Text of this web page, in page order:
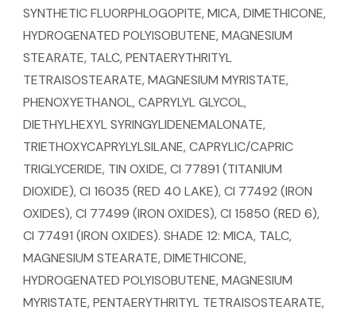
SYNTHETIC FLUORPHLOGOPITE, MICA, DIMETHICONE,
HYDROGENATED POLYISOBUTENE, MAGNESIUM
STEARATE, TALC, PENTAERYTHRITYL
TETRAISOSTEARATE, MAGNESIUM MYRISTATE,
PHENOXYETHANOL, CAPRYLYL GLYCOL,
DIETHYLHEXYL SYRINGYLIDENEMALONATE,
TRIETHOXYCAPRYLYLSILANE, CAPRYLIC/CAPRIC
TRIGLYCERIDE, TIN OXIDE, CI 77891 (TITANIUM
DIOXIDE), CI 16035 (RED 40 LAKE), CI 77492 (IRON
OXIDES), CI 77499 (IRON OXIDES), CI 15850 (RED 6),
CI 77491 (IRON OXIDES). SHADE 12: MICA, TALC,
MAGNESIUM STEARATE, DIMETHICONE,
HYDROGENATED POLYISOBUTENE, MAGNESIUM
MYRISTATE, PENTAERYTHRITYL TETRAISOSTEARATE,